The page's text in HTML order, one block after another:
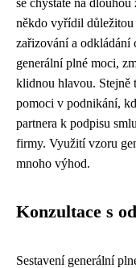
se chystáte na
někdo vyřídil důležitou
zařizování a odkládání
generální plné moci,
klidnou hlavou. Stejně
pomoci v podnikání,
partnera k podpisu
firmy. Využití vzoru
mnoho výhod.
Konzultace s
Sestavení generální